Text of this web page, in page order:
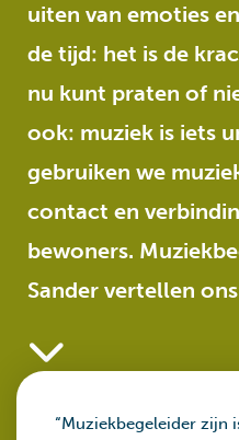
uiten van emoties
de tijd: het is de
nu kunt praten of
ook: muziek is iets
gebruiken we
contact en
bewoners.
Sander vertellen
“Muziekbegeleider zijn